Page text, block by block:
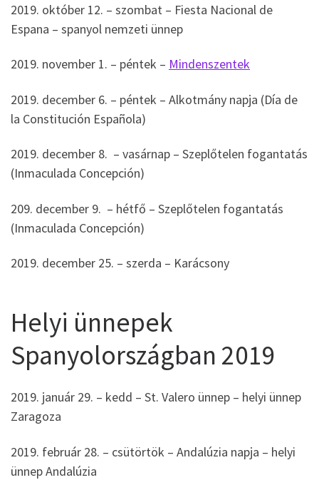
2019. október 12. – szombat – Fiesta Nacional de
Espana – spanyol nemzeti ünnep
2019. november 1. – péntek – Mindenszentek
2019. december 6. – péntek – Alkotmány napja (Día de
la Constitución Española)
2019. december 8. – vasárnap – Szeplőtelen fogantatás
(Inmaculada Concepción)
209. december 9. – hétfő – Szeplőtelen fogantatás
(Inmaculada Concepción)
2019. december 25. – szerda – Karácsony
Helyi ünnepek
Spanyolországban 2019
2019. január 29. – kedd – St. Valero ünnep – helyi ünnep
Zaragoza
2019. február 28. – csütörtök – Andalúzia napja – helyi
ünnep Andalúzia